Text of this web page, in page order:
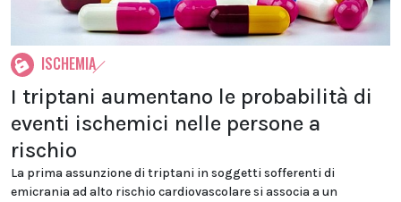
ISCHEMIA
I triptani aumentano le probabilità di
eventi ischemici nelle persone a
rischio
La prima assunzione di triptani in soggetti sofferenti di
emicrania ad alto rischio cardiovascolare si associa a un